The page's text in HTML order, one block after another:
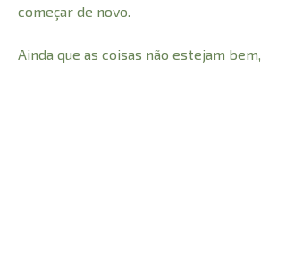
começar de novo.
Ainda que as coisas não estejam bem,